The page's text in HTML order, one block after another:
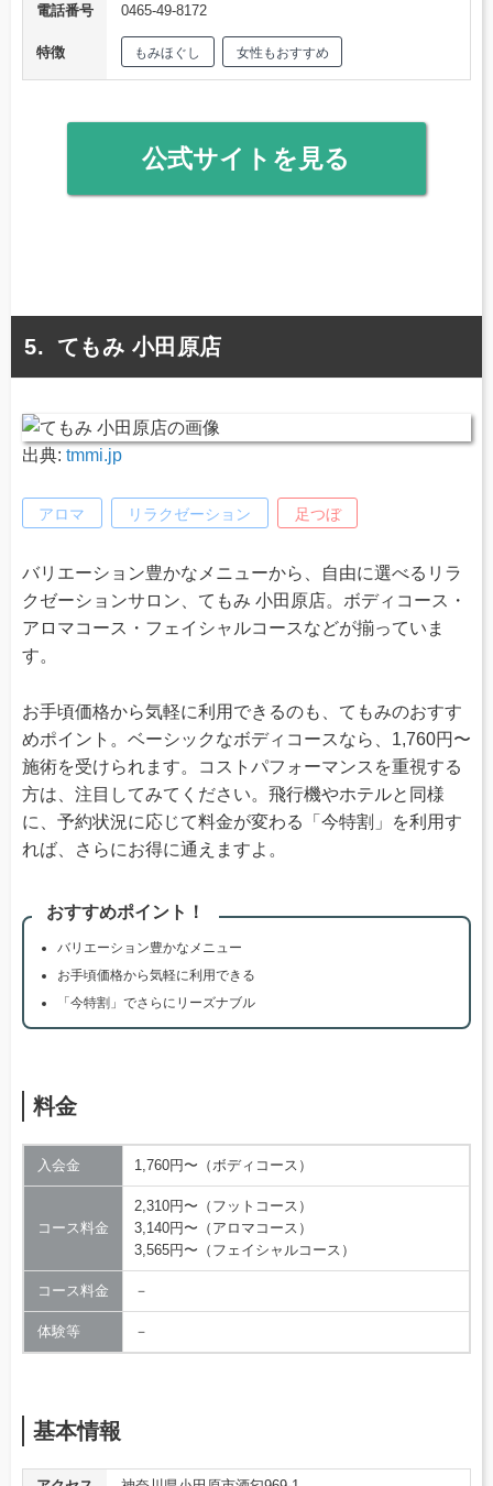
電話番号
0465-49-8172
特徴 もみほぐし 女性もおすすめ
公式サイトを見る
てもみ 小田原店
出典: tmmi.jp
アロマ リラクゼーション 足つぼ
バリエーション豊かなメニューから、自由に選べるリラ
クゼーションサロン、てもみ 小田原店。ボディコース・
アロマコース・フェイシャルコースなどが揃っていま
す。
お手頃価格から気軽に利用できるのも、てもみのおすす
めポイント。ベーシックなボディコースなら、1,760円〜
施術を受けられます。コストパフォーマンスを重視する
方は、注目してみてください。飛行機やホテルと同様
に、予約状況に応じて料金が変わる「今特割」を利用す
れば、さらにお得に通えますよ。
おすすめポイント！
バリエーション豊かなメニュー
お手頃価格から気軽に利用できる
「今特割」でさらにリーズナブル
料金
入会金 1,760円〜（ボディコース）
コース料金
2,310円〜（フットコース）
3,140円〜（アロマコース）
3,565円〜（フェイシャルコース）
コース料金 －
体験等 －
基本情報